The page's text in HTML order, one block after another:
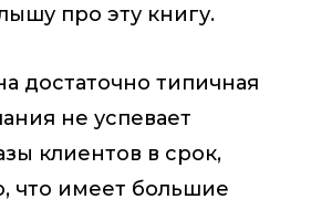
про эту книгу.
достаточно типичная
не успевает
клиентов в срок,
что имеет большие